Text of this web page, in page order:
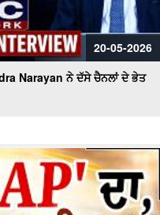
20-05-2026
Narayan ਨੇ ਦੱਸੇ ਚੈਨਲਾਂ ਦੇ ਭੇਤ